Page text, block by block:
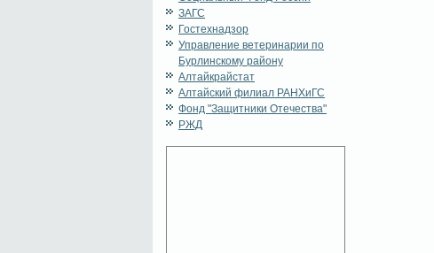
ЗАГС
Гостехнадзор
Управление ветеринарии по
Бурлинскому району
Алтайкрайстат
Алтайский филиал РАНХиГС
Фонд "Защитники Отечества"
РЖД